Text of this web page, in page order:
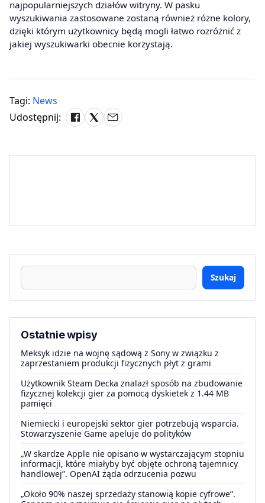
najpopularniejszych działów witryny. W pasku
wyszukiwania zastosowane zostaną również różne kolory,
dzięki którym użytkownicy będą mogli łatwo rozróżnić z
jakiej wyszukiwarki obecnie korzystają.
Tagi: News
Udostępnij:
Szukaj
Ostatnie wpisy
Meksyk idzie na wojnę sądową z Sony w związku z
zaprzestaniem produkcji fizycznych płyt z grami
Użytkownik Steam Decka znalazł sposób na zbudowanie
fizycznej kolekcji gier za pomocą dyskietek z 1.44 MB
pamięci
Niemiecki i europejski sektor gier potrzebują wsparcia.
Stowarzyszenie Game apeluje do polityków
„W skardze Apple nie opisano w wystarczającym stopniu
informacji, które miałyby być objęte ochroną tajemnicy
handlowej”. OpenAI żąda odrzucenia pozwu
„Około 90% naszej sprzedaży stanowią kopie cyfrowe”.